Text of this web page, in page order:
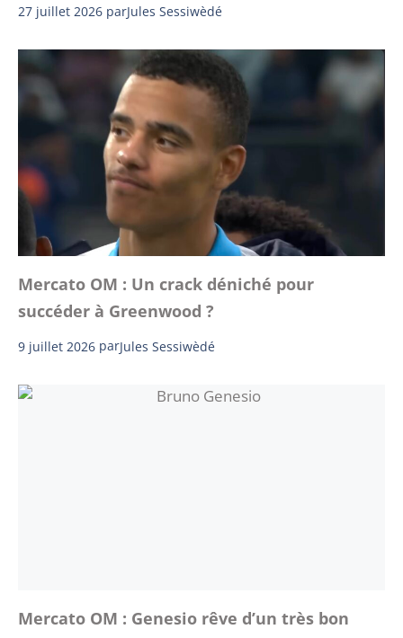
27 juillet 2026 parJules Sessiwèdé
Mercato OM : Un crack déniché pour
succéder à Greenwood ?
9 juillet 2026 parJules Sessiwèdé
Mercato OM : Genesio rêve d’un très bon